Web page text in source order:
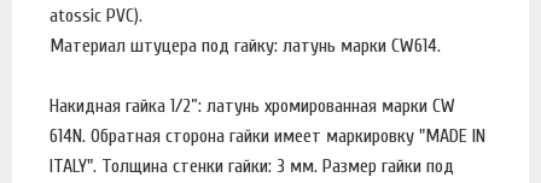
atossic PVC).
Материал штуцера под гайку: латунь марки CW614.
Накидная гайка 1/2”: латунь хромированная марки CW
614N. Обратная сторона гайки имеет маркировку "MADE IN
ITALY". Толщина стенки гайки: 3 мм. Размер гайки под